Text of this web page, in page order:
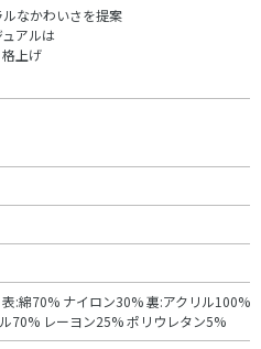
なかわいさを提案
アルは
上げ
表:綿70% ナイロン30% 裏:アクリル100%
70% レーヨン25% ポリウレタン5%